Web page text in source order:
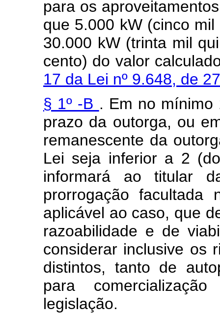
para os
que 5.000 kW (cinco
30.000 kW (trinta mil
cento) do valor
17 da Lei nº 9.648, de
§ 1º -B . Em no
prazo da outorga, ou
remanescente da
Lei seja inferior a 2
informará ao titular
prorrogação
aplicável ao caso, que
razoabilidade e de
considerar inclusive os
distintos, tanto de
para
legislação.